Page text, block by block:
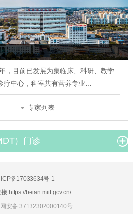
，目前已发展为集临床、科研、教学
疗中心，科室共有营养专业…
专家列表
）门诊
备17033634号-1
接:https://beian.miit.gov.cn/
安备 37132302000140号